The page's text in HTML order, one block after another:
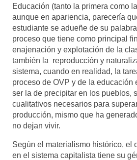
Educación (tanto la primera como
aunque en apariencia, parecería
estudiante se adueñe de su
proceso que tiene como principal
enajenación y explotación de la
también la reproducción y
sistema, cuando en realidad, la
proceso de OVP y de la educación
ser la de precipitar en los pueblos,
cualitativos necesarios para
producción, mismo que ha
no dejan vivir.
Según el materialismo histórico, el
en el sistema capitalista tiene su